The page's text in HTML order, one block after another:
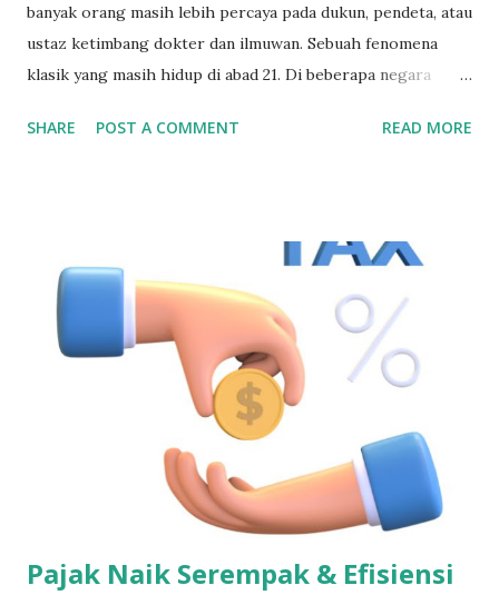
banyak orang masih lebih percaya pada dukun, pendeta, atau
ustaz ketimbang dokter dan ilmuwan. Sebuah fenomena
klasik yang masih hidup di abad 21. Di beberapa negara
menentukan apa yang dianggap sakit, berkah, bahkan
Berkembang Padahal, tidak semua yang berserban atau
berjubah punya koneksi langsung ke langit. Ada yang justru
menabrak logika sains dan etika, tapi tetap disembah
sebagai panutan. Suger Robinson: Mimpi dari Tuhan atau
Takdir yang Tak Bisa Dihindari? Tahun 1947, legenda tinju
Suger Robinson bermimpi ia akan membunuh lawannya,
Jimmy Doyle, di atas ring. Ia menolak bertanding karena
mimpi itu terasa begitu nyata. Tapi promotor
menertawakannya. Bahkan seorang pastor menenangkannya
dengan dalih, mimpi itu godaa...
SHARE POST A COMMENT READ MORE
Pajak Naik Serempak & Efisiensi